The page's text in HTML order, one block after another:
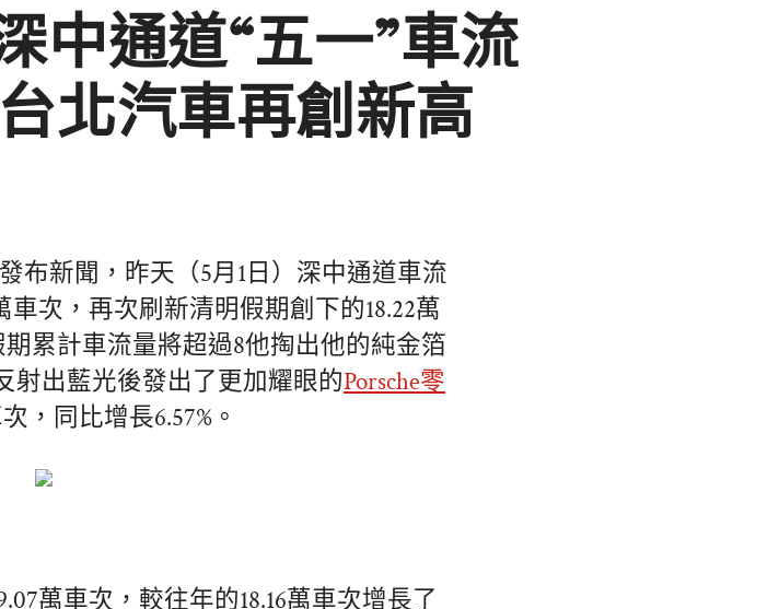
中通道“五一”車流
北汽車再創新高
布新聞，昨天（5月1日）深中通道車流
車次，再次刷新清明假期創下的18.22萬
累計車流量將超過8他掏出他的純金箔
射出藍光後發出了更加耀眼的Porsche零
，同比增長6.57%。
萬車次，較往年的18.16萬車次增長了